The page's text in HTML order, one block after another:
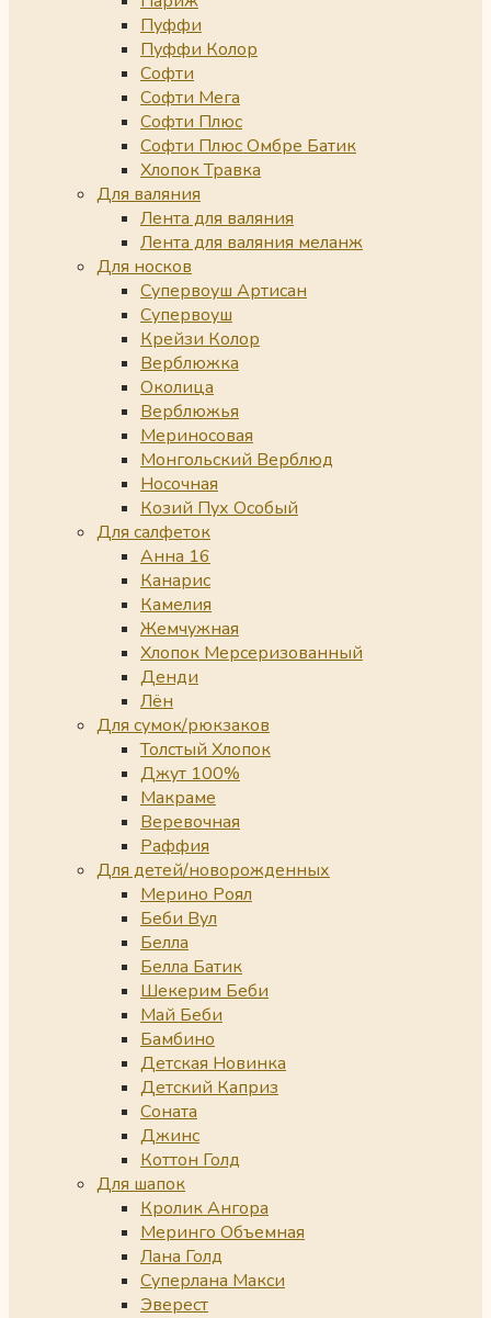
Пуффи
Пуффи Колор
Софти
Софти Мега
Софти Плюс
Софти Плюс Омбре Батик
Хлопок Травка
Для валяния
Лента для валяния
Лента для валяния меланж
Для носков
Супервоуш Артисан
Супервоуш
Крейзи Колор
Верблюжка
Околица
Верблюжья
Мериносовая
Монгольский Верблюд
Носочная
Козий Пух Особый
Для салфеток
Анна 16
Канарис
Камелия
Жемчужная
Хлопок Мерсеризованный
Денди
Лён
Для сумок/рюкзаков
Толстый Хлопок
Джут 100%
Макраме
Веревочная
Раффия
Для детей/новорожденных
Мерино Роял
Беби Вул
Белла
Белла Батик
Шекерим Беби
Май Беби
Бамбино
Детская Новинка
Детский Каприз
Соната
Джинс
Коттон Голд
Для шапок
Кролик Ангора
Меринго Объемная
Лана Голд
Суперлана Макси
Эверест